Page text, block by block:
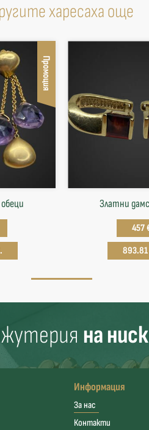
харесаха още
Промоция
Златни
457
893.81
на
Информация
За нас
Контакти